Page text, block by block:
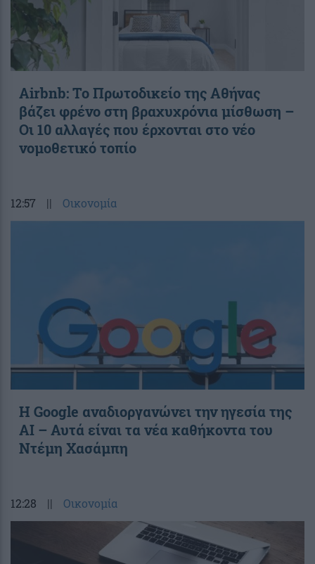
Airbnb: Το Πρωτοδικείο της Αθήνας
βάζει φρένο στη βραχυχρόνια μίσθωση –
Οι 10 αλλαγές που έρχονται στο νέο
νομοθετικό τοπίο
12:57 || Οικονομία
Η Google αναδιοργανώνει την ηγεσία της
AI – Αυτά είναι τα νέα καθήκοντα του
Ντέμη Χασάμπη
12:28 || Οικονομία